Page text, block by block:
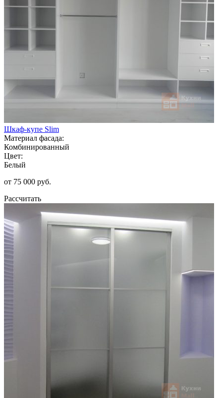
Шкаф-купе Slim
Материал фасада:
Комбинированный
Цвет:
Белый
от 75 000 руб.
Рассчитать